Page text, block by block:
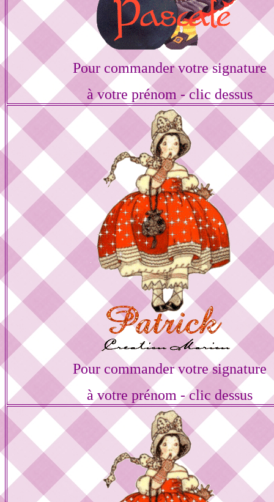
Pour commander votre signature
à votre prénom - clic dessus
Pour commander votre signature
à votre prénom - clic dessus